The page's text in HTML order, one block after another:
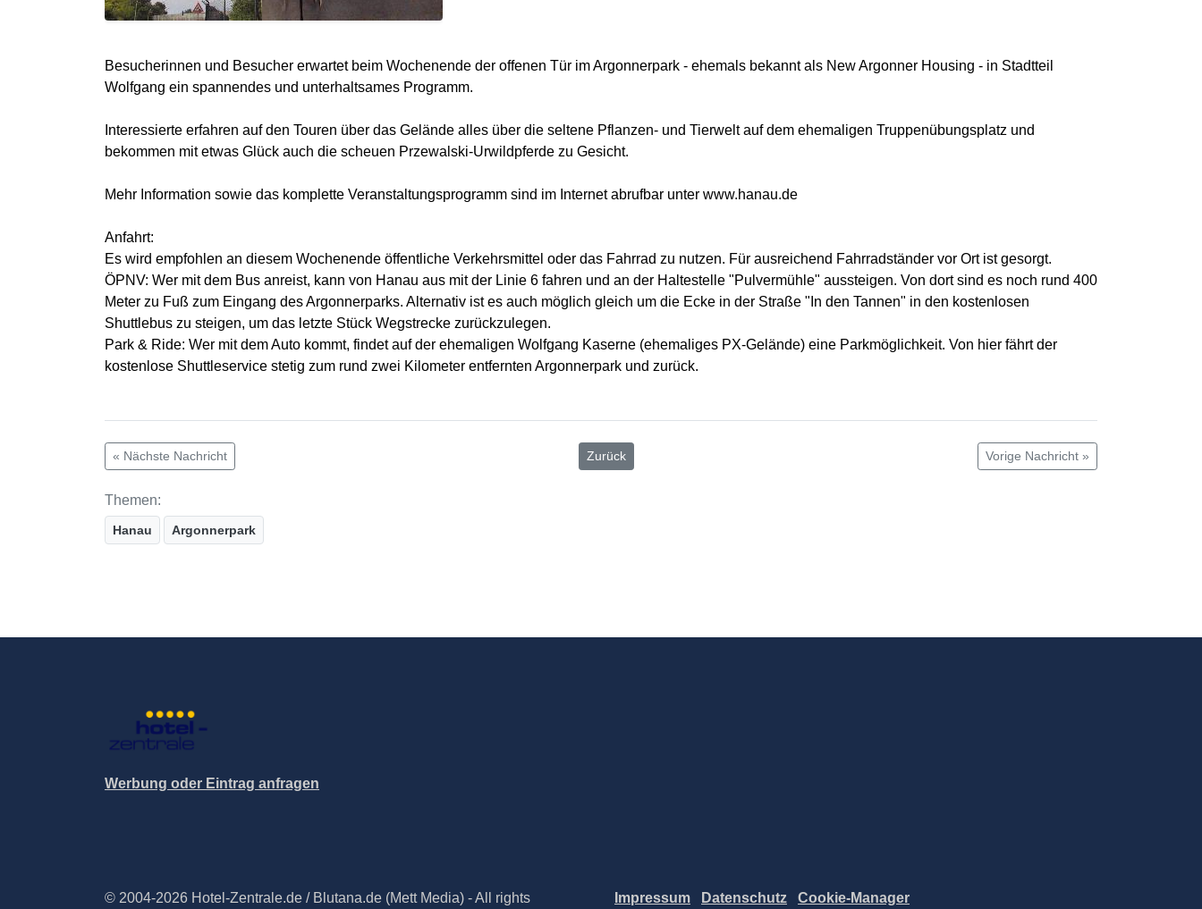
Besucherinnen und Besucher erwartet beim Wochenende der offenen Tür im Argonnerpark - ehemals bekannt als New Argonner Housing - in Stadtteil
Wolfgang ein spannendes und unterhaltsames Programm.
Interessierte erfahren auf den Touren über das Gelände alles über die seltene Pflanzen- und Tierwelt auf dem ehemaligen Truppenübungsplatz und
bekommen mit etwas Glück auch die scheuen Przewalski-Urwildpferde zu Gesicht.
Mehr Information sowie das komplette Veranstaltungsprogramm sind im Internet abrufbar unter www.hanau.de
Anfahrt:
Es wird empfohlen an diesem Wochenende öffentliche Verkehrsmittel oder das Fahrrad zu nutzen. Für ausreichend Fahrradständer vor Ort ist gesorgt.
ÖPNV: Wer mit dem Bus anreist, kann von Hanau aus mit der Linie 6 fahren und an der Haltestelle "Pulvermühle" aussteigen. Von dort sind es noch rund 400
Meter zu Fuß zum Eingang des Argonnerparks. Alternativ ist es auch möglich gleich um die Ecke in der Straße "In den Tannen" in den kostenlosen
Shuttlebus zu steigen, um das letzte Stück Wegstrecke zurückzulegen.
Park & Ride: Wer mit dem Auto kommt, findet auf der ehemaligen Wolfgang Kaserne (ehemaliges PX-Gelände) eine Parkmöglichkeit. Von hier fährt der
kostenlose Shuttleservice stetig zum rund zwei Kilometer entfernten Argonnerpark und zurück.
« Nächste Nachricht Zurück Vorige Nachricht »
Themen:
Hanau Argonnerpark
Werbung oder Eintrag anfragen
© 2004-2026 Hotel-Zentrale.de / Blutana.de (Mett Media) - All rights Impressum Datenschutz Cookie-Manager